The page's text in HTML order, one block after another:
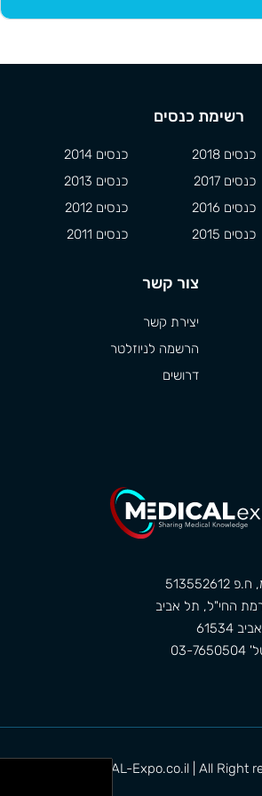
רשימת כנסים
כנסים 2018
כנסים 2017
כנסים 2016
כנסים 2015
כנסים 2014
כנסים 2013
כנסים 2012
כנסים 2011
צור קשר
יצירת קשר
הרשמה לניוזלטר
דרושים
MEDICAL-Expo.co.il | All Right